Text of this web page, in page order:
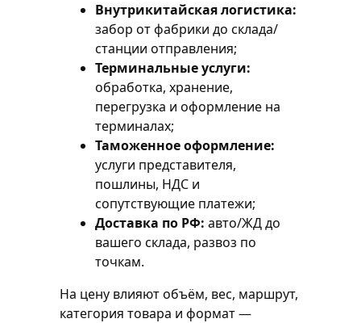
Внутрикитайская логистика:
забор от фабрики до склада/
станции отправления;
Терминальные услуги:
обработка, хранение,
перегрузка и оформление на
терминалах;
Таможенное оформление:
услуги представителя,
пошлины, НДС и
сопутствующие платежи;
Доставка по РФ: авто/ЖД до
вашего склада, развоз по
точкам.
На цену влияют объём, вес, маршрут,
категория товара и формат —